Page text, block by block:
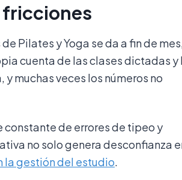
fricciones
Pilates y Yoga se da a fin de
cuenta de las clases dictadas y
muchas veces los números no
constante de errores de tipeo y
no solo genera desconfianza
la gestión del estudio.